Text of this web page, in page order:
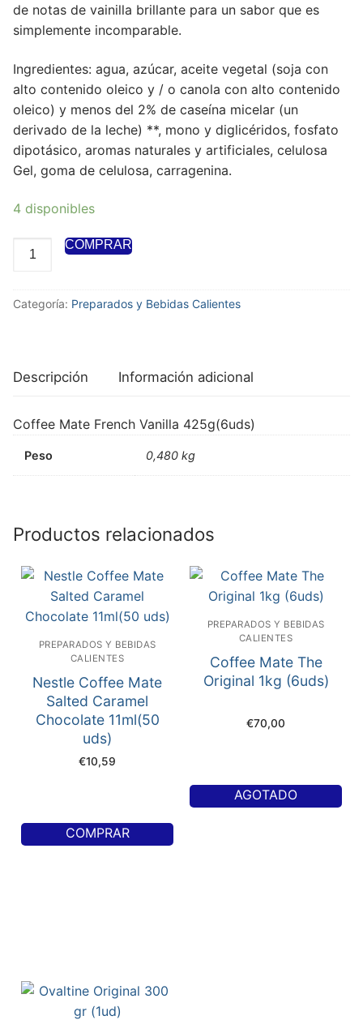
de notas de vainilla brillante para un sabor que es
simplemente incomparable.
Ingredientes: agua, azúcar, aceite vegetal (soja con
alto contenido oleico y / o canola con alto contenido
oleico) y menos del 2% de caseína micelar (un
derivado de la leche) **, mono y diglicéridos, fosfato
dipotásico, aromas naturales y artificiales, celulosa
Gel, goma de celulosa, carragenina.
4 disponibles
Coffee
Vanilla
cantidad
COMPRAR
Categoría: Preparados y Bebidas Calientes
Descripción Información adicional
Coffee Mate French Vanilla 425g(6uds)
Peso 0,480 kg
Productos relacionados
PREPARADOS Y BEBIDAS
CALIENTES
Nestle Coffee Mate
Salted Caramel
Chocolate 11ml(50
uds)
€10,59
COMPRAR
PREPARADOS Y BEBIDAS
CALIENTES
Coffee Mate The
Original 1kg (6uds)
€70,00
AGOTADO